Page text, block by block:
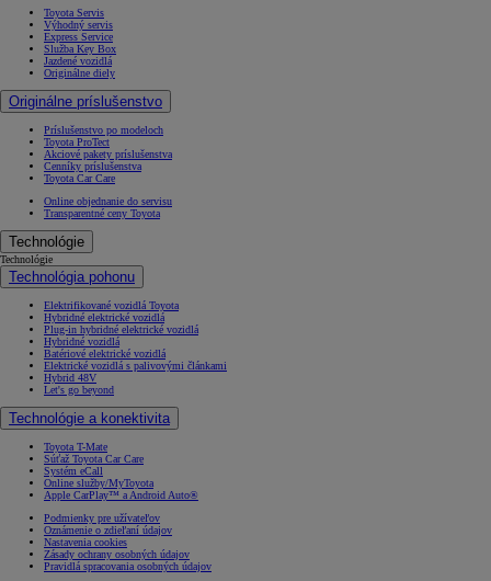
Toyota Servis
Výhodný servis
Express Service
Služba Key Box
Jazdené vozidlá
Originálne diely
Originálne príslušenstvo
Príslušenstvo po modeloch
Toyota ProTect
Akciové pakety príslušenstva
Cenníky príslušenstva
Toyota Car Care
Online objednanie do servisu
Transparentné ceny Toyota
Technológie
Technológie
Technológia pohonu
Elektrifikované vozidlá Toyota
Hybridné elektrické vozidlá
Plug-in hybridné elektrické vozidlá
Hybridné vozidlá
Batériové elektrické vozidlá
Elektrické vozidlá s palivovými článkami
Hybrid 48V
Let's go beyond
Technológie a konektivita
Toyota T-Mate
Súťaž Toyota Car Care
Systém eCall
Online služby/MyToyota
Apple CarPlay™ a Android Auto®
Podmienky pre užívateľov
Oznámenie o zdieľaní údajov
Nastavenia cookies
Zásady ochrany osobných údajov
Pravidlá spracovania osobných údajov